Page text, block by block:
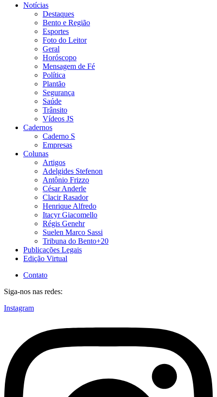
Notícias
Destaques
Bento e Região
Esportes
Foto do Leitor
Geral
Horóscopo
Mensagem de Fé
Política
Plantão
Segurança
Saúde
Trânsito
Vídeos JS
Cadernos
Caderno S
Empresas
Colunas
Artigos
Adelgides Stefenon
Antônio Frizzo
César Anderle
Clacir Rasador
Henrique Alfredo
Itacyr Giacomello
Régis Genehr
Suelen Marco Sassi
Tribuna do Bento+20
Publicações Legais
Edição Virtual
Contato
Siga-nos nas redes:
Instagram